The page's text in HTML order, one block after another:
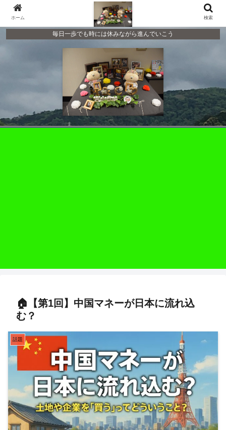
毎日一歩でも時には休みながら進んでいこう
🏠【第1回】中国マネーが日本に流れ込
む？
話題
ホーム 検索